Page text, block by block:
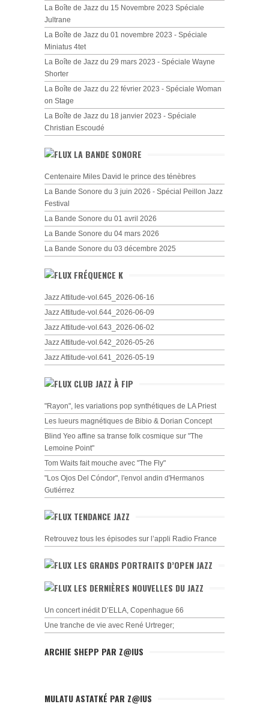
La Boîte de Jazz du 15 Novembre 2023 Spéciale
Jultrane
La Boîte de Jazz du 01 novembre 2023 - Spéciale
Miniatus 4tet
La Boîte de Jazz du 29 mars 2023 - Spéciale Wayne
Shorter
La Boîte de Jazz du 22 février 2023 - Spéciale Woman
on Stage
La Boîte de Jazz du 18 janvier 2023 - Spéciale
Christian Escoudé
LA BANDE SONORE
Centenaire Miles David le prince des ténèbres
La Bande Sonore du 3 juin 2026 - Spécial Peillon Jazz
Festival
La Bande Sonore du 01 avril 2026
La Bande Sonore du 04 mars 2026
La Bande Sonore du 03 décembre 2025
FRÉQUENCE K
Jazz Attitude-vol.645_2026-06-16
Jazz Attitude-vol.644_2026-06-09
Jazz Attitude-vol.643_2026-06-02
Jazz Attitude-vol.642_2026-05-26
Jazz Attitude-vol.641_2026-05-19
CLUB JAZZ À FIP
"Rayon", les variations pop synthétiques de LA Priest
Les lueurs magnétiques de Bibio & Dorian Concept
Blind Yeo affine sa transe folk cosmique sur "The
Lemoine Point"
Tom Waits fait mouche avec "The Fly"
"Los Ojos Del Cóndor", l'envol andin d'Hermanos
Gutiérrez
TENDANCE JAZZ
Retrouvez tous les épisodes sur l’appli Radio France
LES GRANDS PORTRAITS D’OPEN JAZZ
LES DERNIÈRES NOUVELLES DU JAZZ
Un concert inédit D’ELLA, Copenhague 66
Une tranche de vie avec René Urtreger;
ARCHIE SHEPP PAR Z@IUS
MULATU ASTATKÉ PAR Z@IUS